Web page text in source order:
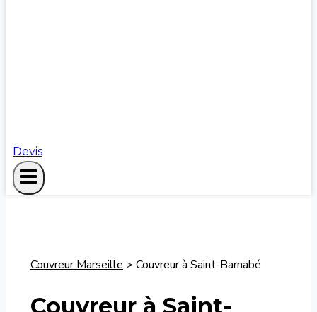
Devis
Couvreur Marseille > Couvreur à Saint-Barnabé
Couvreur à Saint-